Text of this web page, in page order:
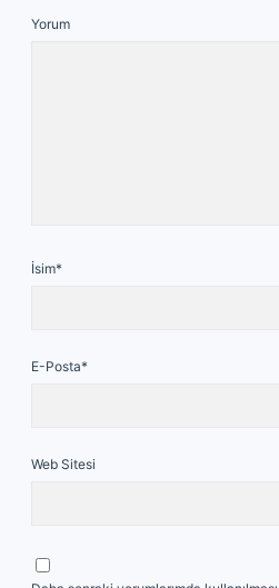
Yorum
İsim*
E-Posta*
Web Sitesi